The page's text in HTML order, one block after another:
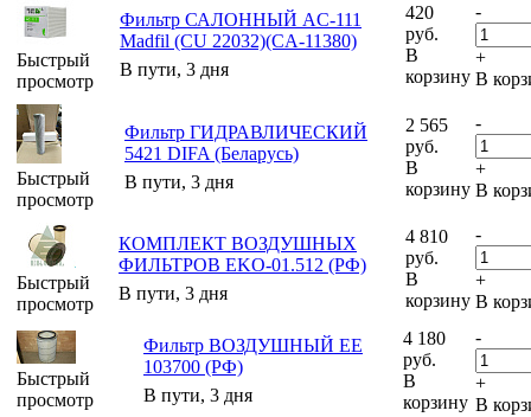
Быстрый
просмотр
Фильтр САЛОННЫЙ AC-111
Madfil (CU 22032)(CA-11380)
В пути, 3 дня
420
руб.
В
корзину
-
+
В
Быстрый
просмотр
Фильтр ГИДРАВЛИЧЕСКИЙ
5421 DIFA (Беларусь)
В пути, 3 дня
2 565
руб.
В
корзину
-
+
В
Быстрый
просмотр
КОМПЛЕКТ ВОЗДУШНЫХ
ФИЛЬТРОВ EKO-01.512 (РФ)
В пути, 3 дня
4 810
руб.
В
корзину
-
+
В
Быстрый
просмотр
Фильтр ВОЗДУШНЫЙ ЕЕ
103700 (РФ)
В пути, 3 дня
4 180
руб.
В
корзину
-
+
В